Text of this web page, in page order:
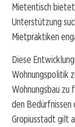
Mietentisch
Unterstützung
Mietpraktiken
Diese
Wohnungspolitik
Wohnungsbau
den Bedürfnissen
Gropiusstadt gilt